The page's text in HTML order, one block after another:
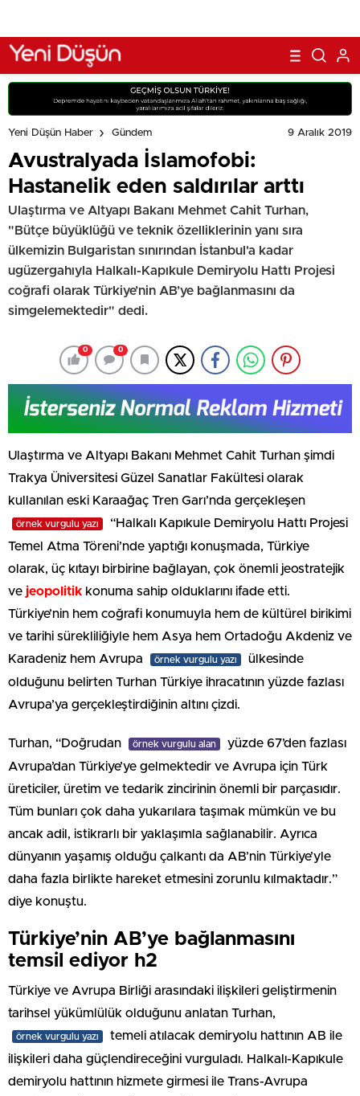
Yeni Düşün Haber Gündem 9 Aralık 2019
Avustralyada İslamofobi:
Hastanelik eden saldırılar arttı
Ulaştırma ve Altyapı Bakanı Mehmet Cahit Turhan,
"Bütçe büyüklüğü ve teknik özelliklerinin yanı sıra
ülkemizin Bulgaristan sınırından İstanbul'a kadar
ugüzergahıyla Halkalı-Kapıkule Demiryolu Hattı Projesi
coğrafi olarak Türkiye’nin AB’ye bağlanmasını da
simgelemektedir" dedi.
0 0
Ulaştırma ve Altyapı Bakanı Mehmet Cahit Turhan şimdi
Trakya Üniversitesi Güzel Sanatlar Fakültesi olarak
kullanılan eski Karaağaç Tren Garı’nda gerçekleşen
örnek vurgulu yazı
“Halkalı Kapıkule Demiryolu Hattı Projesi
Temel Atma Töreni’nde yaptığı konuşmada, Türkiye
olarak, üç kıtayı birbirine bağlayan, çok önemli jeostratejik
ve jeopolitik konuma sahip olduklarını ifade etti.
Türkiye’nin hem coğrafi konumuyla hem de kültürel birikimi
ve tarihi sürekliliğiyle hem Asya hem Ortadoğu Akdeniz ve
Karadeniz hem Avrupa
örnek vurgulu yazı
ülkesinde
olduğunu belirten Turhan Türkiye ihracatının yüzde fazlası
Avrupa’ya gerçekleştirdiğinin altını çizdi.
Turhan, “Doğrudan örnek vurgulu alan
yüzde 67’den fazlası
Avrupa’dan Türkiye’ye gelmektedir ve Avrupa için Türk
üreticiler, üretim ve tedarik zincirinin önemli bir parçasıdır.
Tüm bunları çok daha yukarılara taşımak mümkün ve bu
ancak adil, istikrarlı bir yaklaşımla sağlanabilir. Ayrıca
dünyanın yaşamış olduğu çalkantı da AB’nin Türkiye’yle
daha fazla birlikte hareket etmesini zorunlu kılmaktadır.”
diye konuştu.
Türkiye’nin AB’ye bağlanmasını
temsil ediyor h2
Türkiye ve Avrupa Birliği arasındaki ilişkileri geliştirmenin
tarihsel yükümlülük olduğunu anlatan Turhan,
örnek vurgulu yazı
temeli atılacak demiryolu hattının AB ile
ilişkileri daha güçlendireceğini vurguladı. Halkalı-Kapıkule
demiryolu hattının hizmete girmesi ile Trans-Avrupa